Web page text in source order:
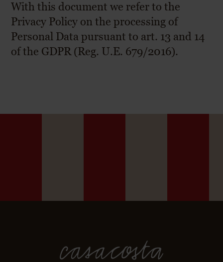
With this document we refer to the
Privacy Policy on the processing of
Personal Data pursuant to art. 13 and 14
of the GDPR (Reg. U.E. 679/2016).